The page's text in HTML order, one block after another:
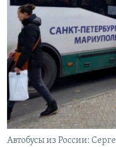
Автобусы из России: